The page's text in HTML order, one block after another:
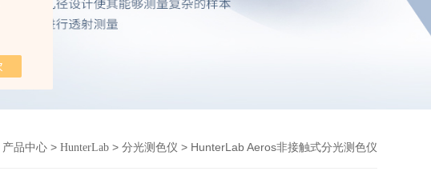
产品中心> HunterLab> 分光测色仪 > HunterLab Aeros非接触式分光测色仪